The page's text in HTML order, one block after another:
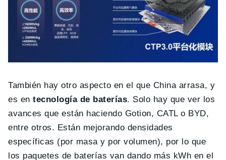
También hay otro aspecto en el que China arrasa, y
es entecnología de baterías. Solo hay que ver los
avances que están haciendo Gotion, CATL o BYD,
entre otros. Están mejorando densidades
específicas (por masa y por volumen), por lo que
los paquetes de baterías van dando más kWh en el